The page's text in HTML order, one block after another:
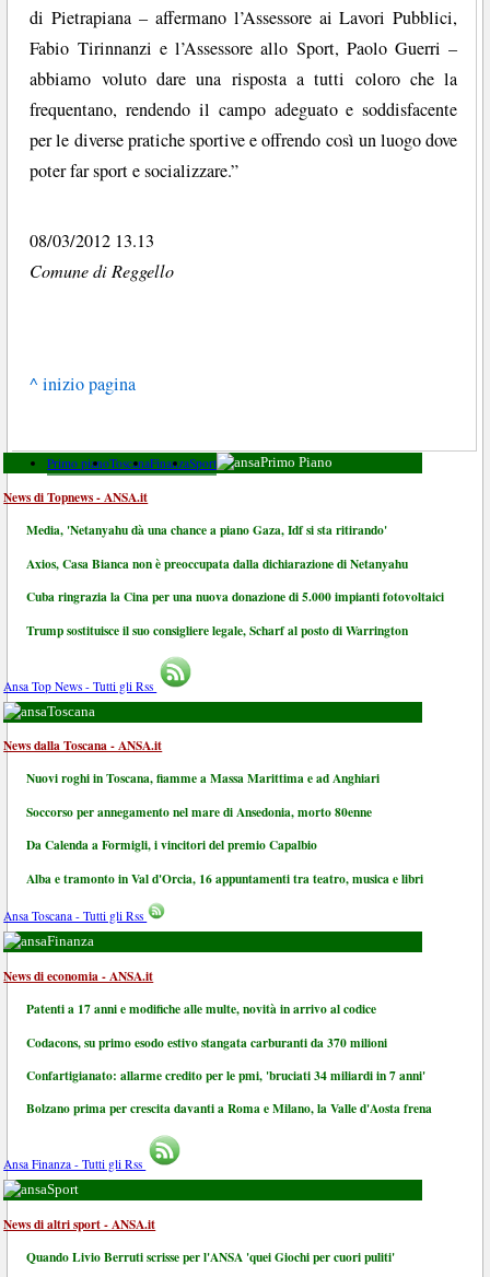
di Pietrapiana – affermano l’Assessore ai Lavori Pubblici,
Fabio Tirinnanzi e l’Assessore allo Sport, Paolo Guerri –
abbiamo voluto dare una risposta a tutti coloro che la
frequentano, rendendo il campo adeguato e soddisfacente
per le diverse pratiche sportive e offrendo così un luogo dove
poter far sport e socializzare.”
08/03/2012 13.13
Comune di Reggello
^ inizio pagina
Primo pianoToscanaFinanzaSport Primo Piano
News di Topnews - ANSA.it
Media, 'Netanyahu dà una chance a piano Gaza, Idf si sta ritirando'
Axios, Casa Bianca non è preoccupata dalla dichiarazione di Netanyahu
Cuba ringrazia la Cina per una nuova donazione di 5.000 impianti fotovoltaici
Trump sostituisce il suo consigliere legale, Scharf al posto di Warrington
Ansa Top News - Tutti gli Rss
Toscana
News dalla Toscana - ANSA.it
Nuovi roghi in Toscana, fiamme a Massa Marittima e ad Anghiari
Soccorso per annegamento nel mare di Ansedonia, morto 80enne
Da Calenda a Formigli, i vincitori del premio Capalbio
Alba e tramonto in Val d'Orcia, 16 appuntamenti tra teatro, musica e libri
Ansa Toscana - Tutti gli Rss
Finanza
News di economia - ANSA.it
Patenti a 17 anni e modifiche alle multe, novità in arrivo al codice
Codacons, su primo esodo estivo stangata carburanti da 370 milioni
Confartigianato: allarme credito per le pmi, 'bruciati 34 miliardi in 7 anni'
Bolzano prima per crescita davanti a Roma e Milano, la Valle d'Aosta frena
Ansa Finanza - Tutti gli Rss
Sport
News di altri sport - ANSA.it
Quando Livio Berruti scrisse per l'ANSA 'quei Giochi per cuori puliti'